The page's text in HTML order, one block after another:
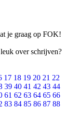
je graag op FOK!
over schrijven?
17 18 19 20 21 22
39 40 41 42 43 44
61 62 63 64 65 66
83 84 85 86 87 88